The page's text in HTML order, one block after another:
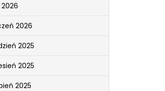
2026
2025
2025
2025